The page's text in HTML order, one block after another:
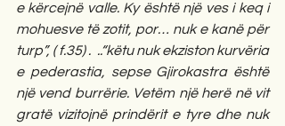
e kërcejnë valle. Ky është një ves i keq i
mohuesve të zotit, por… nuk e kanë për
turp”, ( f.35) .  ..“këtu nuk ekziston kurvëria
e pederastia, sepse Gjirokastra është
një vend burrërie. Vetëm një herë në vit
gratë vizitojnë prindërit e tyre dhe nuk